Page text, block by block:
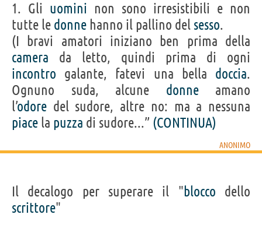
1. Gli uomini non sono irresistibili e non
tutte le donne hanno il pallino del sesso.
(I bravi amatori iniziano ben prima della
camera da letto, quindi prima di ogni
incontro galante, fatevi una bella doccia.
Ognuno suda, alcune donneamano
l’odore del sudore, altre no: ma a nessuna
piace la puzza di sudore...” (CONTINUA)
ANONIMO
Il decalogo per superare il "blocco dello
scrittore"